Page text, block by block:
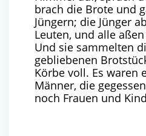
brach die Brote und
Jüngern; die Jünger
Leuten, und alle
Und sie sammelten
gebliebenen
Körbe voll. Es waren
Männer, die
noch Frauen und